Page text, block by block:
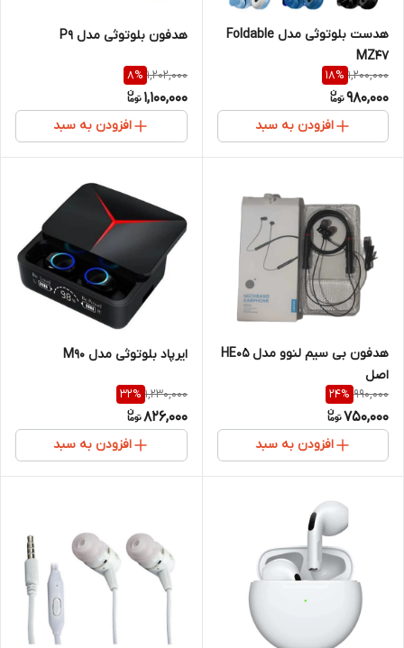
هدست بلوتوثی مدل Foldable
MZ47
1,200,000
18%
980,000
افزودن به سبد
هدفون بلوتوثی مدل P9
1,202,000
8%
1,100,000
افزودن به سبد
هدفون بی سیم لنوو مدل HE05
اصل
990,000
24%
750,000
افزودن به سبد
ایرپاد بلوتوثی مدل M90
1,230,000
32%
826,000
افزودن به سبد